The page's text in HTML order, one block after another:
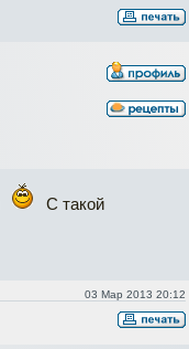
С такой
03 Мар 2013 20:12